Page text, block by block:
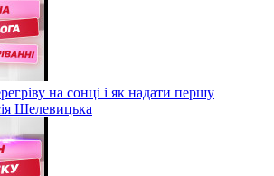
на сонці і як надати першу
Шелевицька